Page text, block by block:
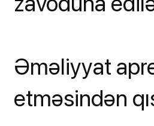
Əməliyyat
etməsindən